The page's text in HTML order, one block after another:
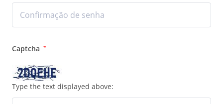
Captcha *
Type the text displayed above: